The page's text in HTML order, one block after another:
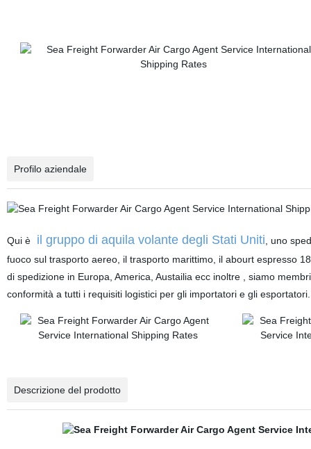
Profilo aziendale
Qui è il gruppo di aquila volante degli Stati Uniti , uno
fuoco sul trasporto aereo, il trasporto marittimo, il abourt espresso
di spedizione in Europa, America, Austailia ecc inoltre , siamo
conformità a tutti i requisiti logistici per gli importatori e gli
Descrizione del prodotto